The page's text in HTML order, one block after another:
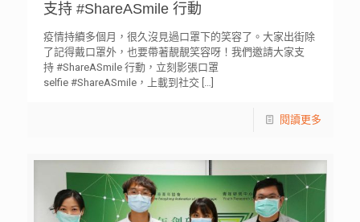
支持 #ShareASmile 行動
疫情持續多個月，很久沒見過口罩下的笑容了。大家出街除
了記得戴口罩外，也要帶著靚靚笑容呀！我們邀請大家支
持 #ShareASmile 行動，立刻影張口罩
selfie #ShareASmile，上載到社交 […]
閱讀更多